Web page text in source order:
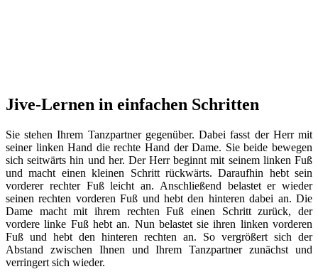
Jive-Lernen in einfachen Schritten
Sie stehen Ihrem Tanzpartner gegenüber. Dabei fasst der Herr mit
seiner linken Hand die rechte Hand der Dame. Sie beide bewegen
sich seitwärts hin und her. Der Herr beginnt mit seinem linken Fuß
und macht einen kleinen Schritt rückwärts. Daraufhin hebt sein
vorderer rechter Fuß leicht an. Anschließend belastet er wieder
seinen rechten vorderen Fuß und hebt den hinteren dabei an. Die
Dame macht mit ihrem rechten Fuß einen Schritt zurück, der
vordere linke Fuß hebt an. Nun belastet sie ihren linken vorderen
Fuß und hebt den hinteren rechten an. So vergrößert sich der
Abstand zwischen Ihnen und Ihrem Tanzpartner zunächst und
verringert sich wieder.